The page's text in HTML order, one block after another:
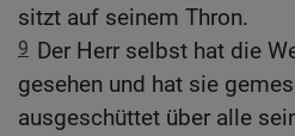
sitzt auf seinem Thron.
9 Der Herr selbst hat die
gesehen und hat sie
ausgeschüttet über alle